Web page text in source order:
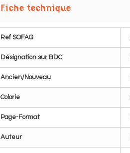
Fiche technique
Ref SOFAG
Désignation sur BDC
Ancien/Nouveau
Colorie
Page-Format
Auteur